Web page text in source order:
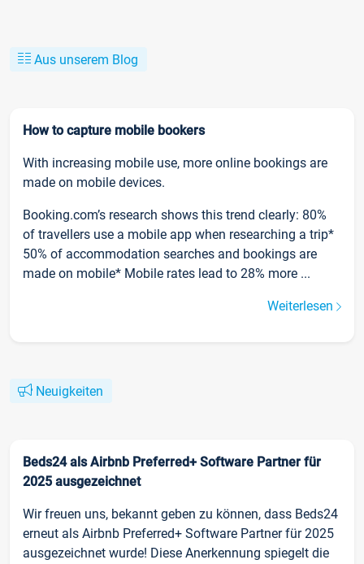
Aus unserem Blog
How to capture mobile bookers
With increasing mobile use, more online bookings are
made on mobile devices.
Booking.com’s research shows this trend clearly: 80%
of travellers use a mobile app when researching a trip*
50% of accommodation searches and bookings are
made on mobile* Mobile rates lead to 28% more ...
Weiterlesen
Neuigkeiten
Beds24 als Airbnb Preferred+ Software Partner für
2025 ausgezeichnet
Wir freuen uns, bekannt geben zu können, dass Beds24
erneut als Airbnb Preferred+ Software Partner für 2025
ausgezeichnet wurde! Diese Anerkennung spiegelt die